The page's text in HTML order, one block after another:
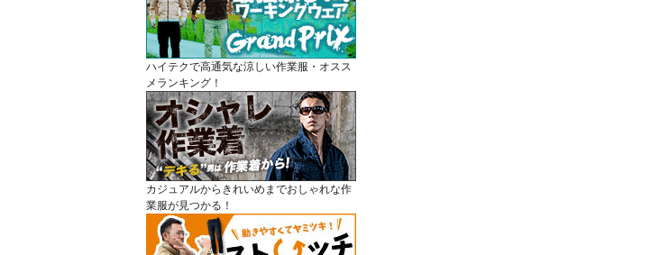
ハイテクで高通気な涼しい作業服・オスス
メランキング！
カジュアルからきれいめまでおしゃれな作
業服が見つかる！